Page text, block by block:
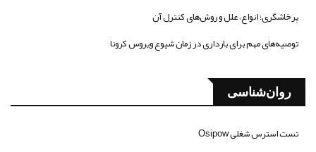
پرخاشگری؛ انواع، علل و روش‌های کنترل آن
توصیه‌های مهم برای بارداری در زمان شیوع ویروس کرونا
روان‌شناسی
تست استرس شغلی Osipow